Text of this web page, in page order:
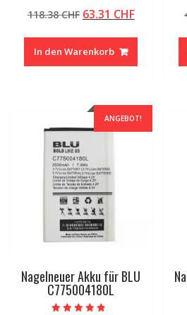
5.00
von 5
118.38CHF Ursprünglicher
war:
118.38 CHF
63.31 CHFAktueller
In den Warenkorb
ANGEBOT!
Nagelneuer Akku für BLU
C775004180L